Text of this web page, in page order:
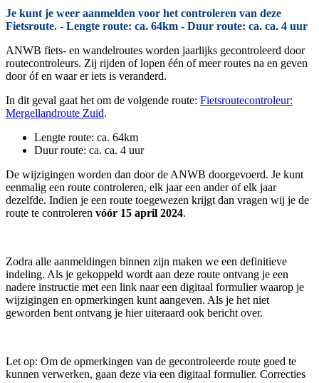
Je kunt je weer aanmelden voor het controleren van deze
Fietsroute. - Lengte route: ca. 64km - Duur route: ca. ca. 4 uur
ANWB fiets- en wandelroutes worden jaarlijks gecontroleerd door
routecontroleurs. Zij rijden of lopen één of meer routes na en geven
door óf en waar er iets is veranderd.
In dit geval gaat het om de volgende route: Fietsroutecontroleur:
Mergellandroute Zuid.
Lengte route: ca. 64km
Duur route: ca. ca. 4 uur
De wijzigingen worden dan door de ANWB doorgevoerd. Je kunt
eenmalig een route controleren, elk jaar een ander of elk jaar
dezelfde. Indien je een route toegewezen krijgt dan vragen wij je de
route te controleren vóór 15 april 2024.
Zodra alle aanmeldingen binnen zijn maken we een definitieve
indeling. Als je gekoppeld wordt aan deze route ontvang je een
nadere instructie met een link naar een digitaal formulier waarop je
wijzigingen en opmerkingen kunt aangeven. Als je het niet
geworden bent ontvang je hier uiteraard ook bericht over.
Let op: Om de opmerkingen van de gecontroleerde route goed te
kunnen verwerken, gaan deze via een digitaal formulier. Correcties